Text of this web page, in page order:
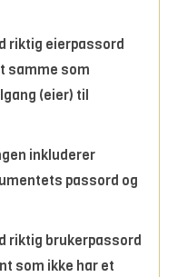
riktig eierpassord
samme som
(eier) til
inkluderer
passord og
riktig brukerpassord
som ikke har et